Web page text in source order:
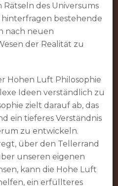
Rätseln des Universums
hinterfragen bestehende
nach neuen
der Realität zu
Hohen Luft Philosophie
Ideen verständlich zu
zielt darauf ab, das
ein tieferes Verständnis
zu entwickeln.
über den Tellerrand
unseren eigenen
kann die Hohe Luft
ein erfüllteres